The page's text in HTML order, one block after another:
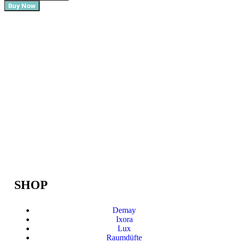
Buy Now
SHOP
Demay
Ixora
Lux
Raumdüfte